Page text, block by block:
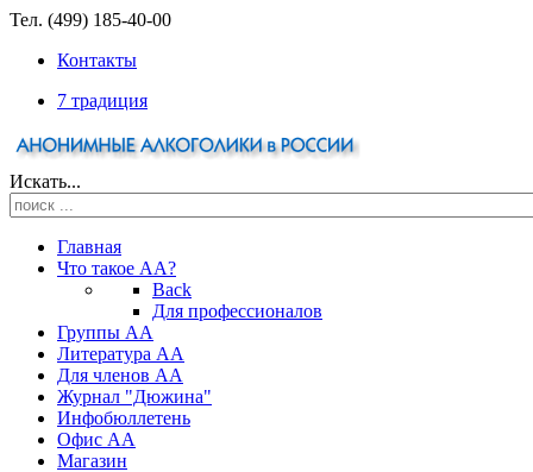
Тел. (499) 185-40-00
Контакты
7 традиция
Искать...
Главная
Что такое АА?
Back
Для профессионалов
Группы АА
Литература АА
Для членов АА
Журнал "Дюжина"
Инфобюллетень
Офис АА
Магазин